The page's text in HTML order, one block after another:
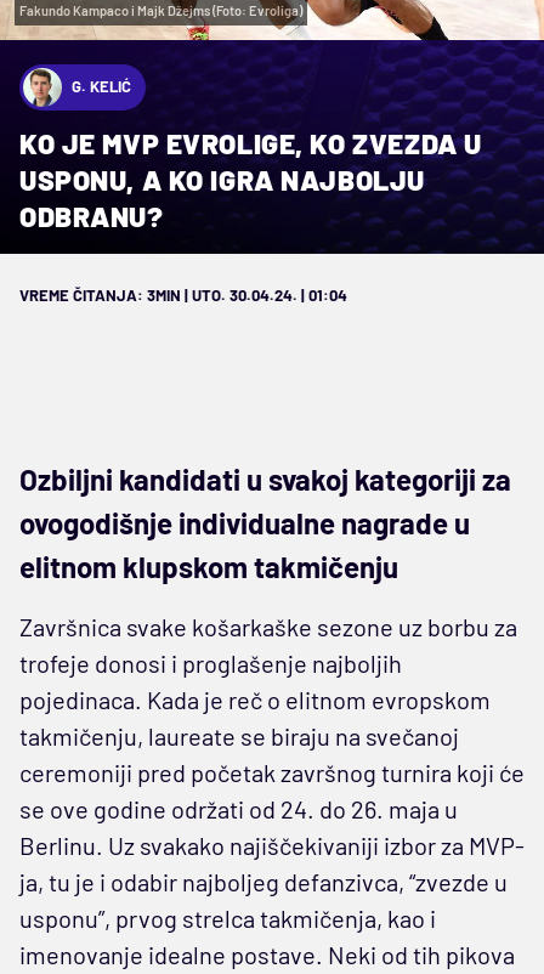
Fakundo Kampaco i Majk Džejms (Foto: Evroliga)
G. KELIĆ
KO JE MVP EVROLIGE, KO ZVEZDA U
USPONU, A KO IGRA NAJBOLJU
ODBRANU?
VREME ČITANJA: 3MIN | UTO. 30.04.24. | 01:04
Ozbiljni kandidati u svakoj kategoriji za
ovogodišnje individualne nagrade u
elitnom klupskom takmičenju
Završnica svake košarkaške sezone uz borbu za
trofeje donosi i proglašenje najboljih
pojedinaca. Kada je reč o elitnom evropskom
takmičenju, laureate se biraju na svečanoj
ceremoniji pred početak završnog turnira koji će
se ove godine održati od 24. do 26. maja u
Berlinu. Uz svakako najiščekivaniji izbor za MVP-
ja, tu je i odabir najboljeg defanzivca, “zvezde u
usponu”, prvog strelca takmičenja, kao i
imenovanje idealne postave. Neki od tih pikova